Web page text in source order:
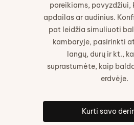
poreikiams, pavyzdžiui,
apdailas ar audinius.
pat leidžia simuliuoti
kambaryje, pasirinkti
langų, durų ir kt.,
suprastumėte, kaip
erdvėje.
Kurti savo